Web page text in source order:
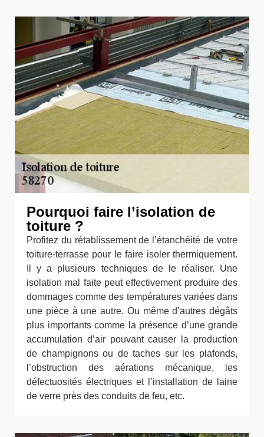
Pourquoi faire l’isolation de
toiture ?
Profitez du rétablissement de l’étanchéité de votre
toiture-terrasse pour le faire isoler thermiquement.
Il y a plusieurs techniques de le réaliser. Une
isolation mal faite peut effectivement produire des
dommages comme des températures variées dans
une pièce à une autre. Ou même d’autres dégâts
plus importants comme la présence d’une grande
accumulation d’air pouvant causer la production
de champignons ou de taches sur les plafonds,
l’obstruction des aérations mécanique, les
défectuosités électriques et l’installation de laine
de verre près des conduits de feu, etc.